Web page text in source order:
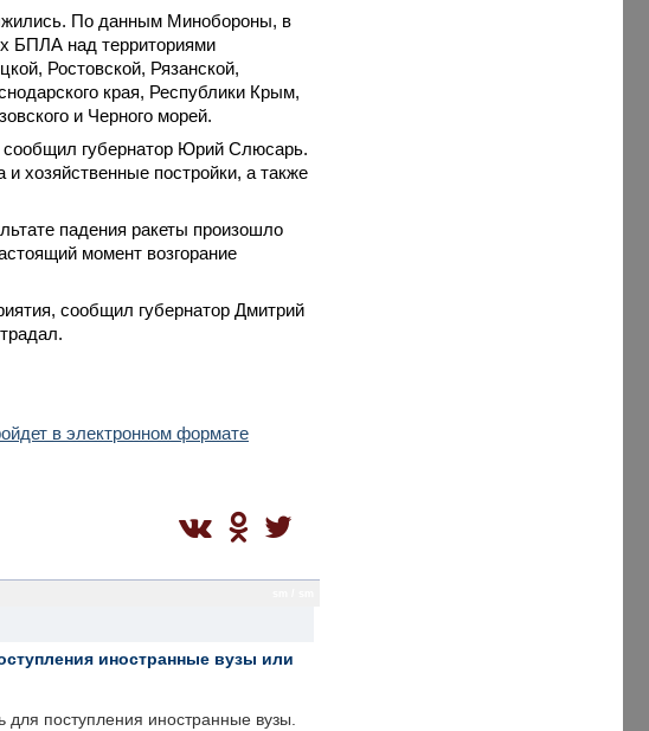
По данным Минобороны, в
БПЛА над территориями
Ростовской, Рязанской,
края, Республики Крым,
и Черного морей.
сообщил губернатор Юрий Слюсарь.
хозяйственные постройки, а также
падения ракеты произошло
момент возгорание
сообщил губернатор Дмитрий
в электронном формате
иностранные вузы или
для поступления иностранные вузы.